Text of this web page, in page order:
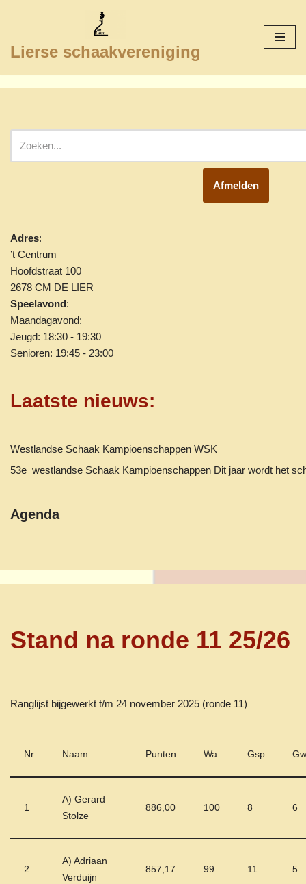
naar
inhoud
Lierse schaakvereniging
Afmelden
Adres:
’t Centrum
Hoofdstraat 100
2678 CM DE LIER
Speelavond:
Maandagavond:
Jeugd: 18:30 - 19:30
Senioren: 19:45 - 23:00
Laatste nieuws:
Westlandse Schaak Kampioenschappen WSK
53e westlandse Schaak Kampioenschappen Dit jaar wordt het
Agenda
Stand na ronde 11 25/26
Ranglijst bijgewerkt t/m 24 november 2025 (ronde 11)
Nr Naam Punten Wa Gsp Gw
1
A) Gerard
Stolze
886,00 100 8 6
2
A) Adriaan
Verduijn
857,17 99 11 5